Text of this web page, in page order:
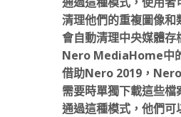
清理他們的重複圖像
會自動清理中央媒體存
Nero MediaHome中
借助Nero 2019，
需要時單獨下載這些檔
通過這種模式，他們